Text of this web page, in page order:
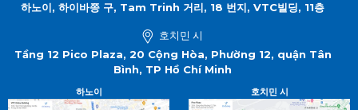
하노이, 하이바쯩 구, Tam Trinh 거리, 18 번지, VTC빌딩, 11층
호치민 시
Tầng 12 Pico Plaza, 20 Cộng Hòa, Phường 12, quận Tân
Bình, TP Hồ Chí Minh
하노이 호치민 시